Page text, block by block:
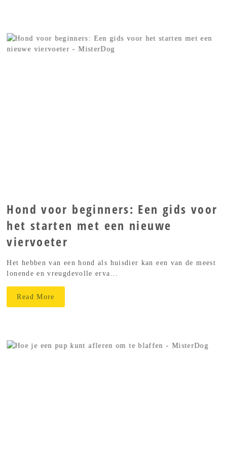
Hond voor beginners: Een gids voor
het starten met een nieuwe
viervoeter
Het hebben van een hond als huisdier kan een van de meest
lonende en vreugdevolle erva...
Read More